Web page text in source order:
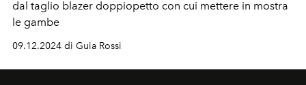
dal taglio blazer doppiopetto con cui mettere in mostra
le gambe
09.12.2024 di Guia Rossi